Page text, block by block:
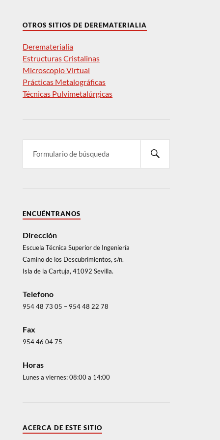
OTROS SITIOS DE DEREMATERIALIA
Derematerialia
Estructuras Cristalinas
Microscopio Virtual
Prácticas Metalográficas
Técnicas Pulvimetalúrgicas
ENCUÉNTRANOS
Dirección
Escuela Técnica Superior de Ingeniería
Camino de los Descubrimientos, s/n.
Isla de la Cartuja, 41092 Sevilla.
Telefono
954 48 73 05 – 954 48 22 78
Fax
954 46 04 75
Horas
Lunes a viernes: 08:00 a 14:00
ACERCA DE ESTE SITIO